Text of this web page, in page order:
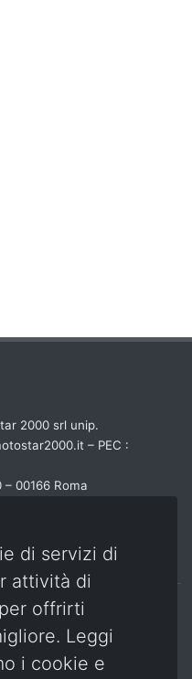
di servizi di
attività di
offrirti
Leggi
i cookie e
2000 srl unip.
– PEC :
00166 Roma
– 00154 Roma
943653 - P. IVA